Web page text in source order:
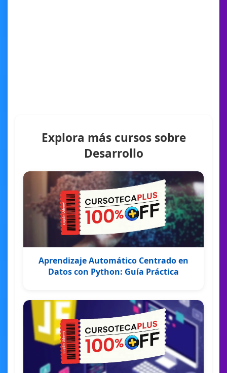
Explora más cursos sobre
Desarrollo
Aprendizaje Automático Centrado en
Datos con Python: Guía Práctica